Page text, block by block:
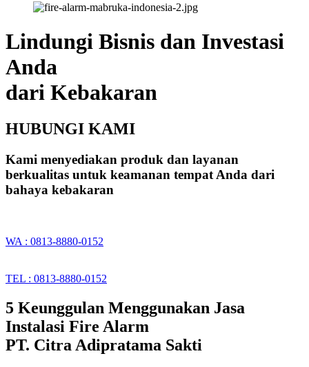
Lindungi Bisnis dan Investasi
Anda
dari Kebakaran
HUBUNGI KAMI
Kami menyediakan produk dan layanan
berkualitas untuk keamanan tempat Anda dari
bahaya kebakaran
WA : 0813-8880-0152
TEL : 0813-8880-0152
5 Keunggulan Menggunakan Jasa
Instalasi Fire Alarm
PT. Citra Adipratama Sakti